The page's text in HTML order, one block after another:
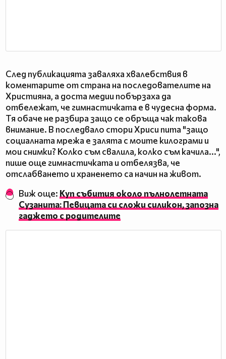
След публикацията заваляха хвалебствия в
коментарите от страна на последователите на
Християна, а доста медии побързаха да
отбележат, че гимнастичката е в чудесна форма.
Тя обаче не разбира защо се обръща чак такова
внимание. В последвало стори Хриси пита "защо
социалната мрежа е залята с моите килограми и
мои снимки? Колко съм свалила, колко съм качила...",
пише още гимнастичката и отбелязва, че
отслабването и храненето са начин на живот.
Виж още: Куп събития около пълнолетната
Сузанита: Певицата си сложи силикон, запозна
гаджето с родителите